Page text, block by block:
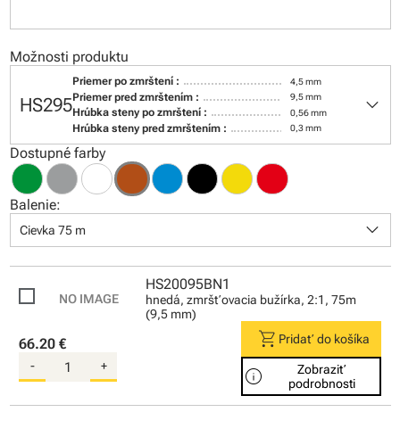
Možnosti produktu
HS295
Priemer po zmrštení : 4,5 mm
Priemer pred zmrštením : 9,5 mm
Hrúbka steny po zmrštení : 0,56 mm
Hrúbka steny pred zmrštením : 0,3 mm
keyboard_arrow_down
Dostupné farby
Balenie:
Cievka 75 m keyboard_arrow_down
HS20095BN1
hnedá, zmršťovacia bužírka, 2:1, 75m
(9,5 mm)
66.20 €
- +
shopping_cart Pridať do košíka
info
Zobraziť
podrobnosti